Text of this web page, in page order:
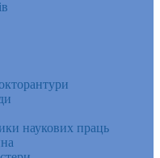
наукових праць